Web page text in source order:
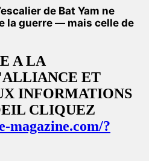
de Bat Yam ne
la guerre — mais celle de
A LA
ET
INFORMATIONS
CLIQUEZ
magazine.com/?